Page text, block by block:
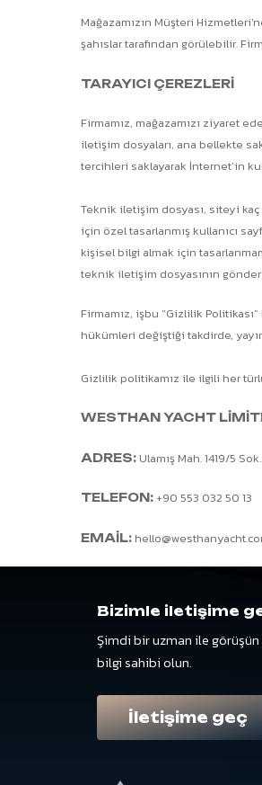
Mağazamızın Müşteri
şahıslar tarafından görülebilir.
TARAYICI ÇEREZLERİ
Firmamız, mağazamızı ziyaret
iletişim dosyaları, ana bellekte
tercihleri saklayarak İnternet’in
Teknik iletişim dosyası, siteyi
için özel tasarlanmış kullanıcı
kişisel bilgi almak için
teknik iletişim dosyasının
Firmamız, işbu “Gizlilik
hükümleri değiştiği takdirde,
Gizlilik politikamız ile ilgili her
WESTHAN YACHT
ADRES: Ulamış Mah. 1419/5
TELEFON: +90 553 032 50 13
EMAİL:
Bizimle iletişime
Şimdibiruzman ilegörüşün
bilgisahibiolun.
İletişime geç